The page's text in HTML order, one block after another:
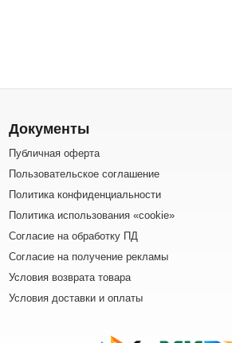
Документы
Публичная оферта
Пользовательское соглашение
Политика конфиденциальности
Политика использования «cookie»
Согласие на обработку ПД
Согласие на получение рекламы
Условия возврата товара
Условия доставки и оплаты